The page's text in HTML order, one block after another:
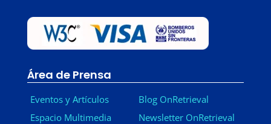
Área de Prensa
Eventos y Artículos
Espacio Multimedia
Blog OnRetrieval
Newsletter OnRetrieval